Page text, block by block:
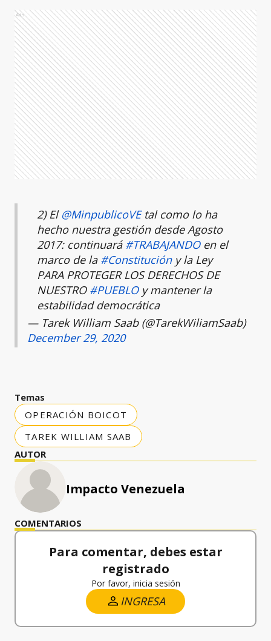
Ads
2) El @MinpublicoVEtal como lo ha
hecho nuestra gestión desde Agosto
2017: continuará #TRABAJANDOen el
marco de la #Constitucióny la Ley
PARA PROTEGER LOS DERECHOS DE
NUESTRO #PUEBLOy mantener la
estabilidad democrática
— Tarek William Saab (@TarekWiliamSaab)
December 29, 2020
Temas
OPERACIÓN BOICOT
TAREK WILLIAM SAAB
AUTOR
Impacto Venezuela
COMENTARIOS
Para comentar, debes estar
registrado
Por favor, inicia sesión
INGRESA